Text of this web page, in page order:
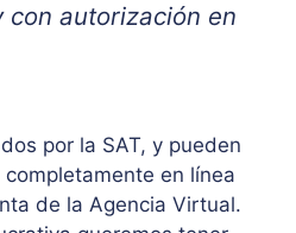
con autorización en
por la SAT, y pueden
en línea
de la Agencia Virtual.